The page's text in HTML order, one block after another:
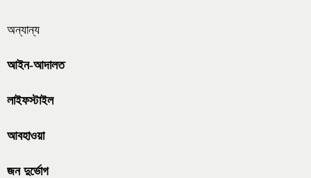
অন্যান্য
আইন-আদালত
লাইফস্টাইল
আবহাওয়া
জন দুর্ভোগ